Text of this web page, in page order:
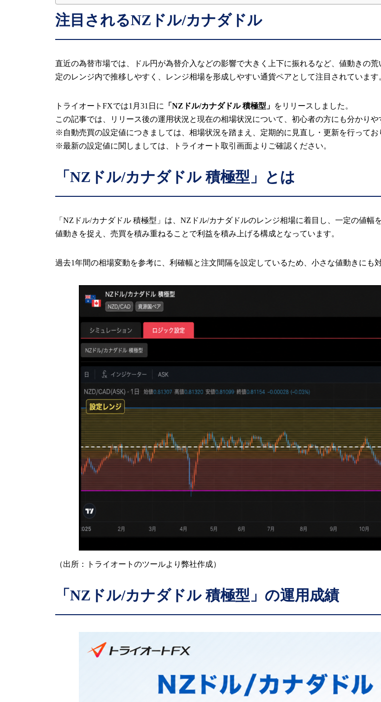
注目されるNZドル/カナダドル
直近の為替市場では、ドル円が為替介入などの影響で大きく上下に振れるなど、値動きの
定のレンジ内で推移しやすく、レンジ相場を形成しやすい通貨ペアとして注目されています
トライオートFXでは1月31日に 「NZドル/カナダドル 積極型」 をリリースしました。
この記事では、リリース後の運用状況と現在の相場状況について、初心者の方にも分かりや
※自動売買の設定値につきましては、相場状況を踏まえ、定期的に見直し・更新を行ってお
※最新の設定値に関しましては、トライオート取引画面よりご確認ください。
「NZドル/カナダドル 積極型」とは
「NZドル/カナダドル 積極型」は、NZドル/カナダドルのレンジ相場に着目し、一定の値
値動きを捉え、売買を積み重ねることで利益を積み上げる構成となっています。
過去1年間の相場変動を参考に、利確幅と注文間隔を設定しているため、小さな値動きにも
（出所：トライオートのツールより弊社作成）
「NZドル/カナダドル 積極型」の運用成績